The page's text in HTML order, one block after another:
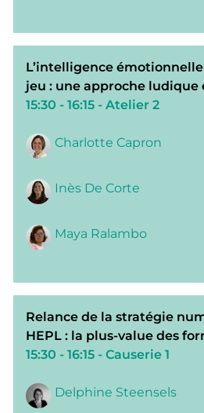
L’intelligence
jeu : une approche ludique
15:30 - 16:15 - Atelier 2
Charlotte Capron
Inès De Corte
Maya Ralambo
Relance de la stratégie
HEPL : la plus-value des
15:30 - 16:15 - Causerie 1
Delphine Steensels